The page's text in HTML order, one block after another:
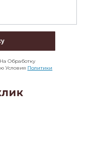
Обработку
Условия Политики